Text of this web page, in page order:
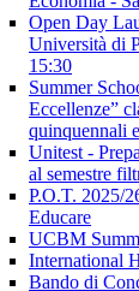
Open Day
Università di
15:30
Summer
Eccellenze”
quinquennali
Unitest -
al semestre
P.O.T. 2025/
Educare
UCBM
International
Bando di